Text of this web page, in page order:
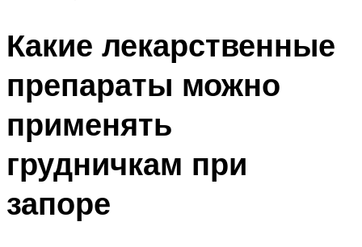
Какие лекарственные
препараты можно
применять
грудничкам при
запоре